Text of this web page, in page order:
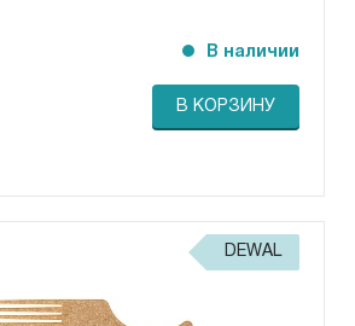
В наличии
В КОРЗИНУ
DEWAL